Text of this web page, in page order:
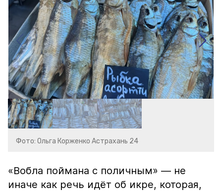
Фото: Ольга Корженко Астрахань 24
«Вобла поймана с поличным» — не
иначе как речь идёт об икре, которая,